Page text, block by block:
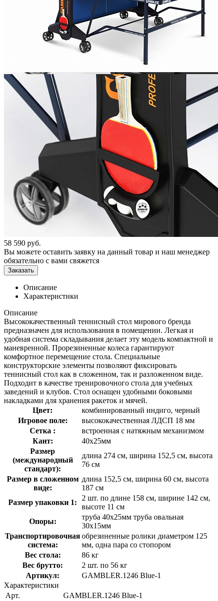
58 590 руб.
Вы можете оставить заявку на данный товар и наш менеджер
обязательно с вами свяжется
Заказать
Описание
Характеристики
Описание
Высококачественный теннисный стол мирового бренда
предназначен для использования в помещении. Легкая и
удобная система складывания делает эту модель компактной и
маневренной. Прорезиненные колеса гарантируют
комфортное перемещение стола. Специальные
конструкторские элементы позволяют фиксировать
теннисный стол как в сложенном, так и разложенном виде.
Подходит в качестве тренировочного стола для учебных
заведений и клубов. Стол оснащен удобными боковыми
накладками для хранения ракеток и мячей.
Цвет:
комбинированный индиго, черный
Игровое поле:
высококачественная ЛДСП 18 мм
Сетка :
встроенная с натяжным механизмом
Кант:
40х25мм
Размер
(международный
стандарт):
длина 274 см, ширина 152,5 см, высота
76 см
Размер в сложенном
виде:
длина 152,5 см, ширина 60 см, высота
187 см
Размер упаковки 1:
2 шт. по длине 158 см, ширине 142 см,
высоте 11 см
Опоры:
труба 40х25мм труба овальная
30х15мм
Транспортировочная
система:
обрезиненные ролики диаметром 125
мм, одна пара со стопором
Вес стола:
86 кг
Вес брутто:
2 шт. по 56 кг
Артикул:
GAMBLER.1246 Blue-1
Характеристики
Арт.
GAMBLER.1246 Blue-1